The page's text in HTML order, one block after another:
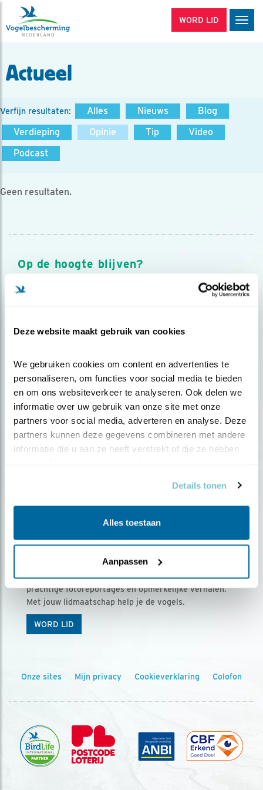
Deze website maakt gebruik van cookies
We gebruiken cookies om content en advertenties te
personaliseren, om functies voor social media te bieden
en om ons websiteverkeer te analyseren. Ook delen we
informatie over uw gebruik van onze site met onze
partners voor social media, adverteren en analyse. Deze
partners kunnen deze gegevens combineren met andere
informatie die u aan ze heeft verstrekt of die ze hebben
Details tonen
Alles toestaan
Aanpassen
WORD LID
Actueel
Verfijn resultaten: Alles Nieuws
Blog
Verdieping
Opinie Tip
Video
Podcast
Geen resultaten.
Op de hoogte blijven?
Meld je aan en ontvang nieuws, inspiratie, acties en tips
over vogels en activiteiten van Vogelbescherming.
Ontvang 5 x Vogels voor € 36,00 per jaar
Vogels is het tijdschrift voor onze leden, met
prachtige fotoreportages en opmerkelijke verhalen.
Met jouw lidmaatschap help je de vogels.
WORD LID
Onze sites Mijn privacy Cookieverklaring Colofon